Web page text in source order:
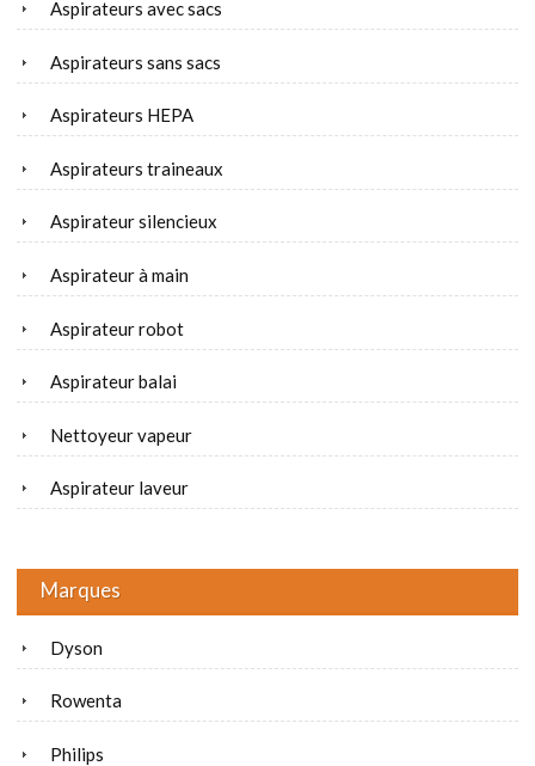
Aspirateurs avec sacs
Aspirateurs sans sacs
Aspirateurs HEPA
Aspirateurs traineaux
Aspirateur silencieux
Aspirateur à main
Aspirateur robot
Aspirateur balai
Nettoyeur vapeur
Aspirateur laveur
Marques
Dyson
Rowenta
Philips